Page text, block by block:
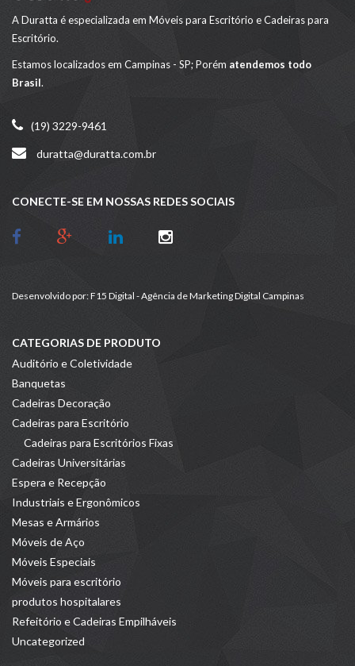
A Duratta é especializada em Móveis para Escritório e Cadeiras para
Escritório.
Estamos localizados em Campinas - SP; Porém atendemos todo
Brasil.
(19) 3229-9461
duratta@duratta.com.br
CONECTE-SE EM NOSSAS REDES SOCIAIS
Desenvolvido por:F15 Digital - Agência de Marketing Digital Campinas
CATEGORIAS DE PRODUTO
Auditório e Coletividade
Banquetas
Cadeiras Decoração
Cadeiras para Escritório
Cadeiras para Escritórios Fixas
Cadeiras Universitárias
Espera e Recepção
Industriais e Ergonômicos
Mesas e Armários
Móveis de Aço
Móveis Especiais
Móveis para escritório
produtos hospitalares
Refeitório e Cadeiras Empilháveis
Uncategorized